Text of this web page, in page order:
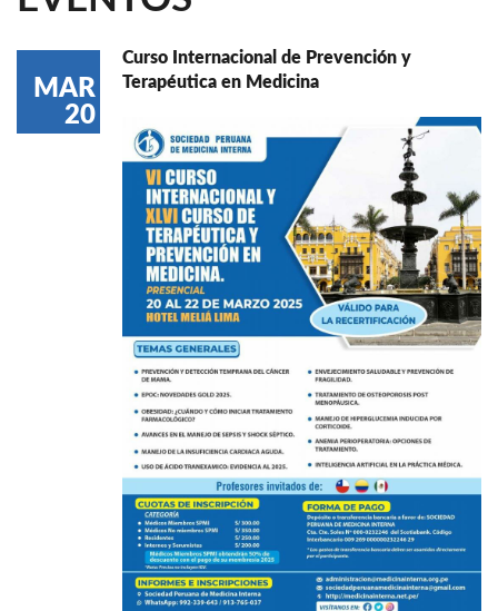
MAR
20
Curso Internacional de Prevención y
Terapéutica en Medicina